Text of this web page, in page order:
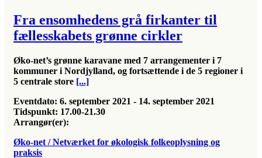
Fra ensomhedens grå firkanter til
fællesskabets grønne cirkler
Øko-net’s grønne karavane med 7 arrangementer i 7
kommuner i Nordjylland, og fortsættende i de 5 regioner i
5 centrale store [...]
Eventdato: 6. september 2021 - 14. september 2021
Tidspunkt: 17.00-21.30
Arrangør(er):
Øko-net / Netværket for økologisk folkeoplysning og
praksis